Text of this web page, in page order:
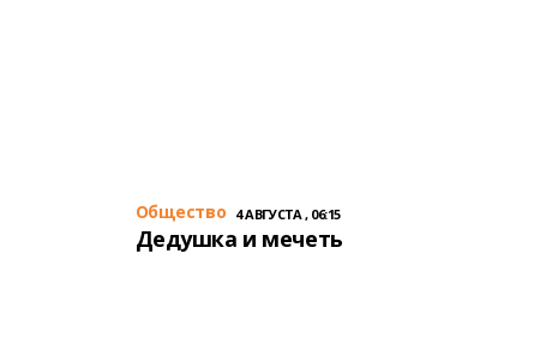
Общество 4 АВГУСТА , 06:15
Дедушка и мечеть